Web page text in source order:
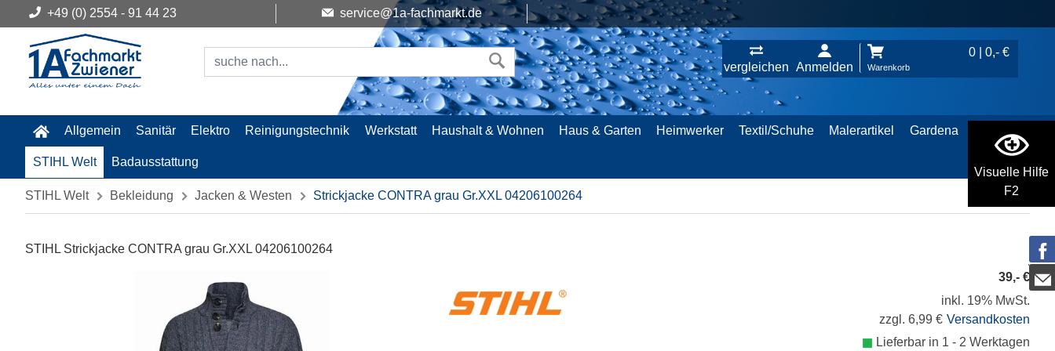
Visuelle Hilfe
F2
+49 (0) 2554 - 91 44 23 service@1a-fachmarkt.de
vergleichen Anmelden
0 | 0,- €
Warenkorb
Allgemein Sanitär Elektro Reinigungstechnik Werkstatt Haushalt & Wohnen Haus & Garten Heimwerker Textil/Schuhe Malerartikel Gardena
STIHL Welt Badausstattung
STIHL Welt Bekleidung Jacken & Westen Strickjacke CONTRA grau Gr.XXL 04206100264
STIHL Strickjacke CONTRA grau Gr.XXL 04206100264
39,- €
inkl. 19% MwSt.
zzgl. 6,99 € Versandkosten
Lieferbar in 1 - 2 Werktagen